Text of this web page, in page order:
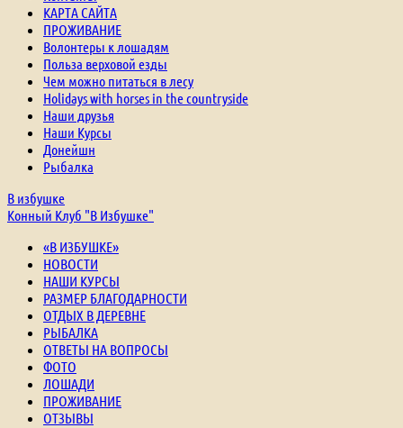
КАРТА САЙТА
ПРОЖИВАНИЕ
Волонтеры к лошадям
Польза верховой езды
Чем можно питаться в лесу
Holidays with horses in the countryside
Наши друзья
Наши Курсы
Донейшн
Рыбалка
В избушке
Конный Клуб "В Избушке"
«В ИЗБУШКЕ»
НОВОСТИ
НАШИ КУРСЫ
РАЗМЕР БЛАГОДАРНОСТИ
ОТДЫХ В ДЕРЕВНЕ
РЫБАЛКА
ОТВЕТЫ НА ВОПРОСЫ
ФОТО
ЛОШАДИ
ПРОЖИВАНИЕ
ОТЗЫВЫ